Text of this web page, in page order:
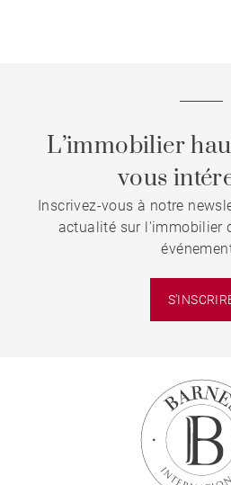
L’immobilier
vous
Inscrivez-vous à notre
actualité sur l'immobilier